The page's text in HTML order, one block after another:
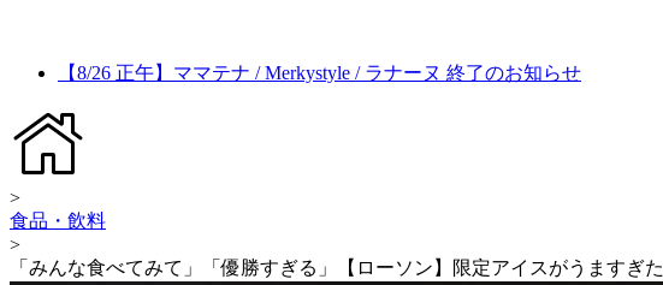
【8/26 正午】ママテナ / Merkystyle / ラナーヌ 終了のお知らせ
>
食品・飲料
>
「みんな食べてみて」「優勝すぎる」【ローソン】限定アイスがうますぎた